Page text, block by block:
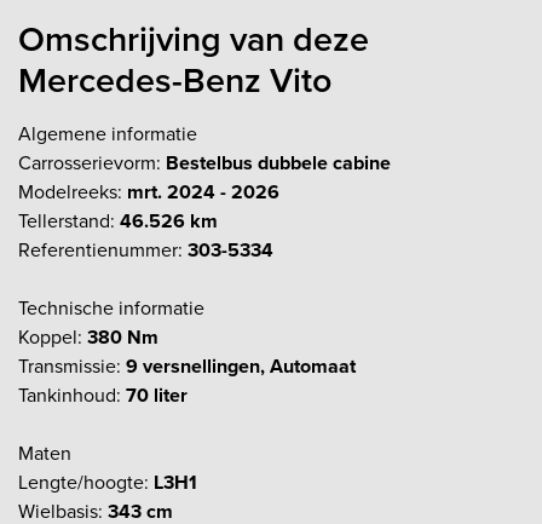
Omschrijving van deze
Mercedes-Benz Vito
Algemene informatie
Carrosserievorm: Bestelbus dubbele cabine
Modelreeks: mrt. 2024 - 2026
Tellerstand: 46.526 km
Referentienummer: 303-5334
Technische informatie
Koppel: 380 Nm
Transmissie: 9 versnellingen, Automaat
Tankinhoud: 70 liter
Maten
Lengte/hoogte: L3H1
Wielbasis: 343 cm